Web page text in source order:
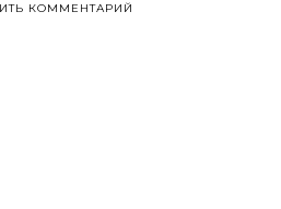
КОММЕНТАРИЙ